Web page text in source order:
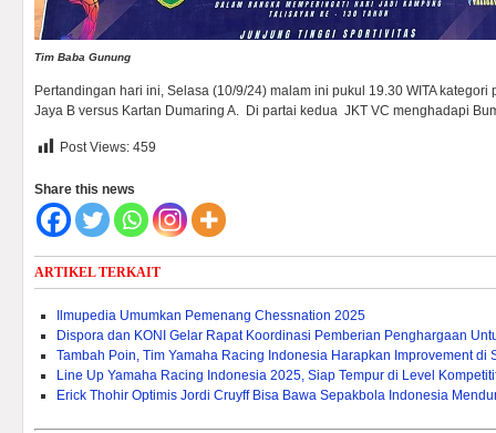
Tim Baba Gunung
Pertandingan hari ini, Selasa (10/9/24) malam ini pukul 19.30 WITA kategori
Jaya B versus Kartan Dumaring A. Di partai kedua JKT VC menghadapi
Post Views: 459
Share this news
ARTIKEL TERKAIT
Ilmupedia Umumkan Pemenang Chessnation 2025
Dispora dan KONI Gelar Rapat Koordinasi Pemberian Penghargaan
Tambah Poin, Tim Yamaha Racing Indonesia Harapkan Improvement di
Line Up Yamaha Racing Indonesia 2025, Siap Tempur di Level
Erick Thohir Optimis Jordi Cruyff Bisa Bawa Sepakbola Indonesia